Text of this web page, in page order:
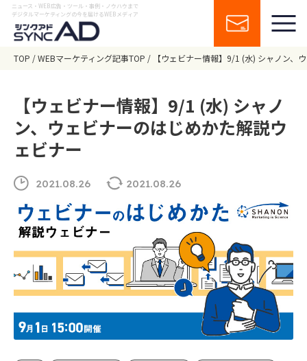
ニュース・WEB広告・ツール・事例・ノウハウまで
デジタルマーケティングの今を届けるWEBメディア
TOP WEBマーケティング記事TOP 【ウェビナー情報】9/1 (水) シャノン、
【ウェビナー情報】9/1 (水) シャノ
ン、ウェビナーのはじめかた解説ウ
ェビナー
2021.08.26 2021.08.26